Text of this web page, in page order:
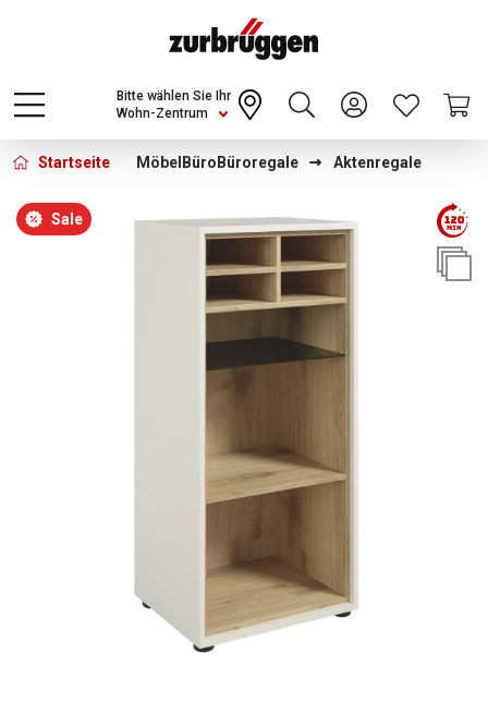
Choose a different country or region to see
content for your location and shop online
CONTINUE
Wohn-Zentrum
Bitte wählen Sie Ihr
Startseite Möbel Büro Büroregale Aktenregale
Bildergalerie überspringen
Sale